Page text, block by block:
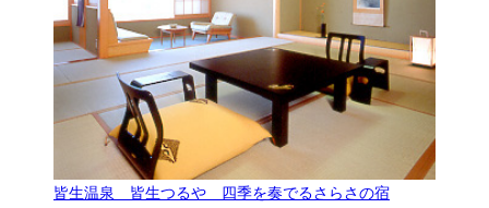
皆生温泉 皆生つるや 四季を奏でるさらさの宿